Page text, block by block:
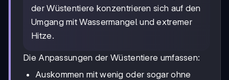
der Wüstentiere konzentrieren sich auf den
Umgang mit Wassermangel und extremer
Hitze.
Die Anpassungen der Wüstentiere umfassen:
Auskommen mit wenig oder sogar ohne